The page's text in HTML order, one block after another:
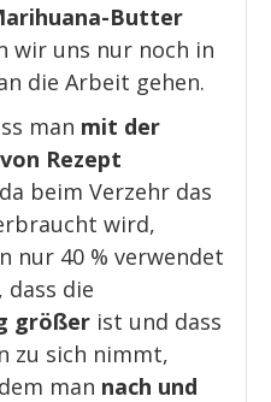
Butter
wir uns nur noch in
die Arbeit gehen.
man mit der
Rezept
beim Verzehr das
wird,
nur 40 % verwendet
dass die
größer ist und dass
zu sich nimmt,
man nach und